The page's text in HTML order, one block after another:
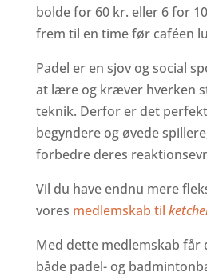
bolde for 60 kr. eller 6 for
frem til en time før caféen
Padel er en sjov og social
at lære og kræver hverken
teknik. Derfor er det
begyndere og øvede
forbedre deres
Vil du have endnu mere
vores medlemskab til
Med dette medlemskab får
både padel- og